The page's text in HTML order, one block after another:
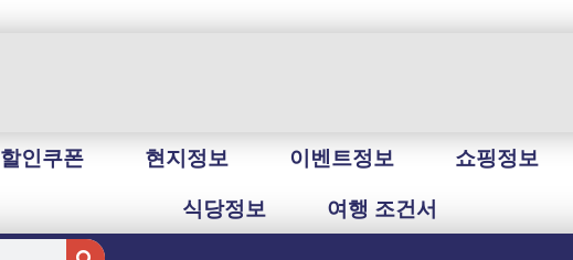
할인쿠폰 현지정보 이벤트정보 쇼핑정보
식당정보
여행 조건서